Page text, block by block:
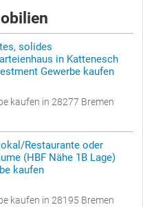
solides
in Kattenesch
Gewerbe kaufen
kaufen in 28277 Bremen
Restaurante oder
(HBF Nähe 1B Lage)
kaufen
kaufen in 28195 Bremen